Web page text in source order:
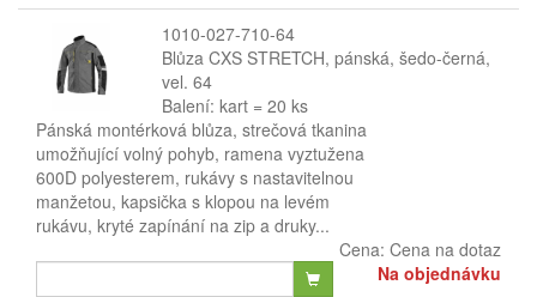
1010-027-710-64
Blůza CXS STRETCH, pánská, šedo-černá,
vel. 64
Balení: kart = 20 ks
Pánská montérková blůza, strečová tkanina
umožňující volný pohyb, ramena vyztužena
600D polyesterem, rukávy s nastavitelnou
manžetou, kapsička s klopou na levém
rukávu, kryté zapínání na zip a druky...
Cena: Cena na dotaz
Na objednávku